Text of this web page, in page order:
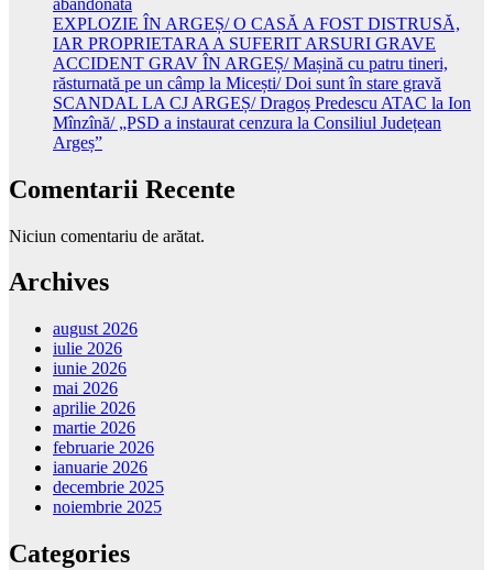
EXPLOZIE ÎN ARGEȘ/ O CASĂ A FOST DISTRUSĂ,
IAR PROPRIETARA A SUFERIT ARSURI GRAVE
ACCIDENT GRAV ÎN ARGEȘ/ Mașină cu patru tineri,
răsturnată pe un câmp la Micești/ Doi sunt în stare gravă
SCANDAL LA CJ ARGEȘ/ Dragoș Predescu ATAC la Ion
Mînzînă/ „PSD a instaurat cenzura la Consiliul Județean
Argeș”
Comentarii Recente
Niciun comentariu de arătat.
Archives
august 2026
iulie 2026
iunie 2026
mai 2026
aprilie 2026
martie 2026
februarie 2026
ianuarie 2026
decembrie 2025
noiembrie 2025
Categories